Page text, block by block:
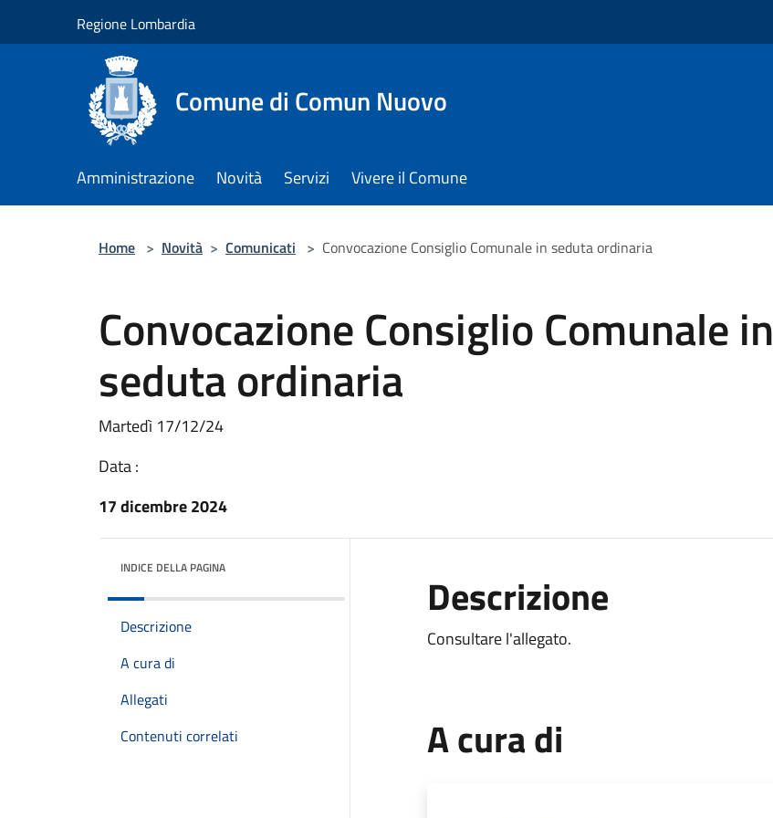
Regione Lombardia
Comune di Comun Nuovo
Amministrazione Novità Servizi Vivere il Comune
Home > Novità > Comunicati > Convocazione Consiglio Comunale in seduta ordinaria
Convocazione Consiglio Comunale in
seduta ordinaria
Martedì 17/12/24
Data :
17 dicembre 2024
INDICE DELLA PAGINA
Descrizione
A cura di
Allegati
Contenuti correlati
Descrizione
Consultare l'allegato.
A cura di